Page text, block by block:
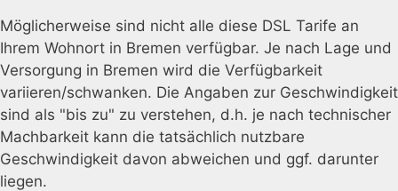
Möglicherweise sind nicht alle diese DSL Tarife an
Ihrem Wohnort in Bremen verfügbar. Je nach Lage und
Versorgung in Bremen wird die Verfügbarkeit
variieren/schwanken. Die Angaben zur Geschwindigkeit
sind als "bis zu" zu verstehen, d.h. je nach technischer
Machbarkeit kann die tatsächlich nutzbare
Geschwindigkeit davon abweichen und ggf. darunter
liegen.